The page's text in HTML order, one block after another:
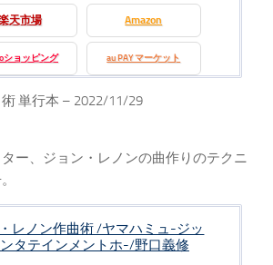
天市場 Amazon
ショッピング au PAY マーケット
単行本 – 2022/11/29
ー、ジョン・レノンの曲作りのテクニ
レノン作曲術 /ヤマハミュ-ジッ
タテインメントホ-/野口義修